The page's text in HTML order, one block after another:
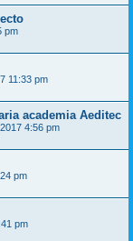
pm
11:33 pm
academia Aeditec
4:56 pm
pm
pm